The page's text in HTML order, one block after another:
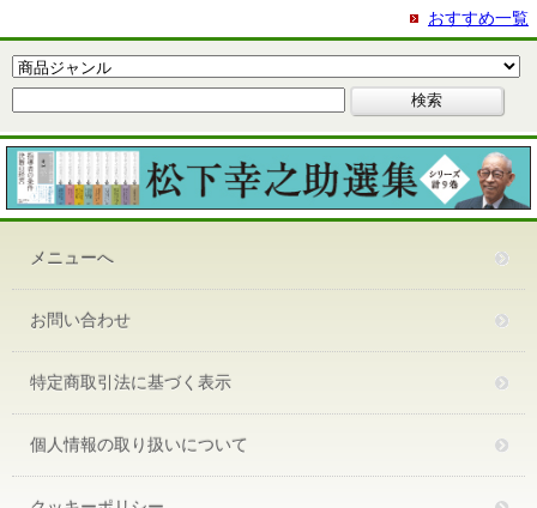
おすすめ一覧
メニューへ
お問い合わせ
特定商取引法に基づく表示
個人情報の取り扱いについて